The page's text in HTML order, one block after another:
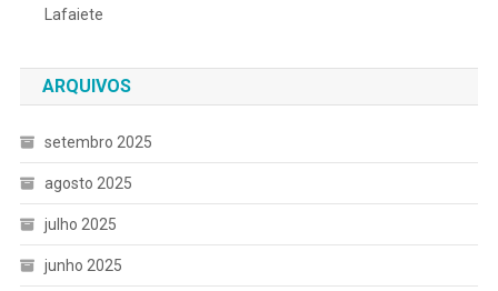
Lafaiete
ARQUIVOS
setembro 2025
agosto 2025
julho 2025
junho 2025